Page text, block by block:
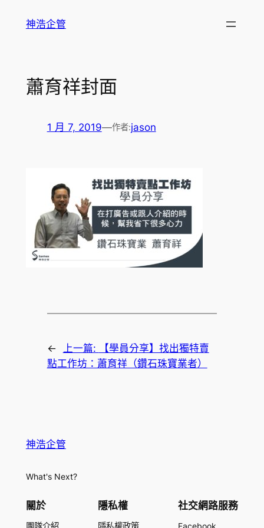
神浩企管
蕭育祥封面
1 月 7, 2019—作者:jason
← 上一篇:
【學員分享】找出獨特賣
點工作坊：蕭育祥（鑽石珠寶業者）
神浩企管
What's Next?
關於 隱私權 社交網路服務